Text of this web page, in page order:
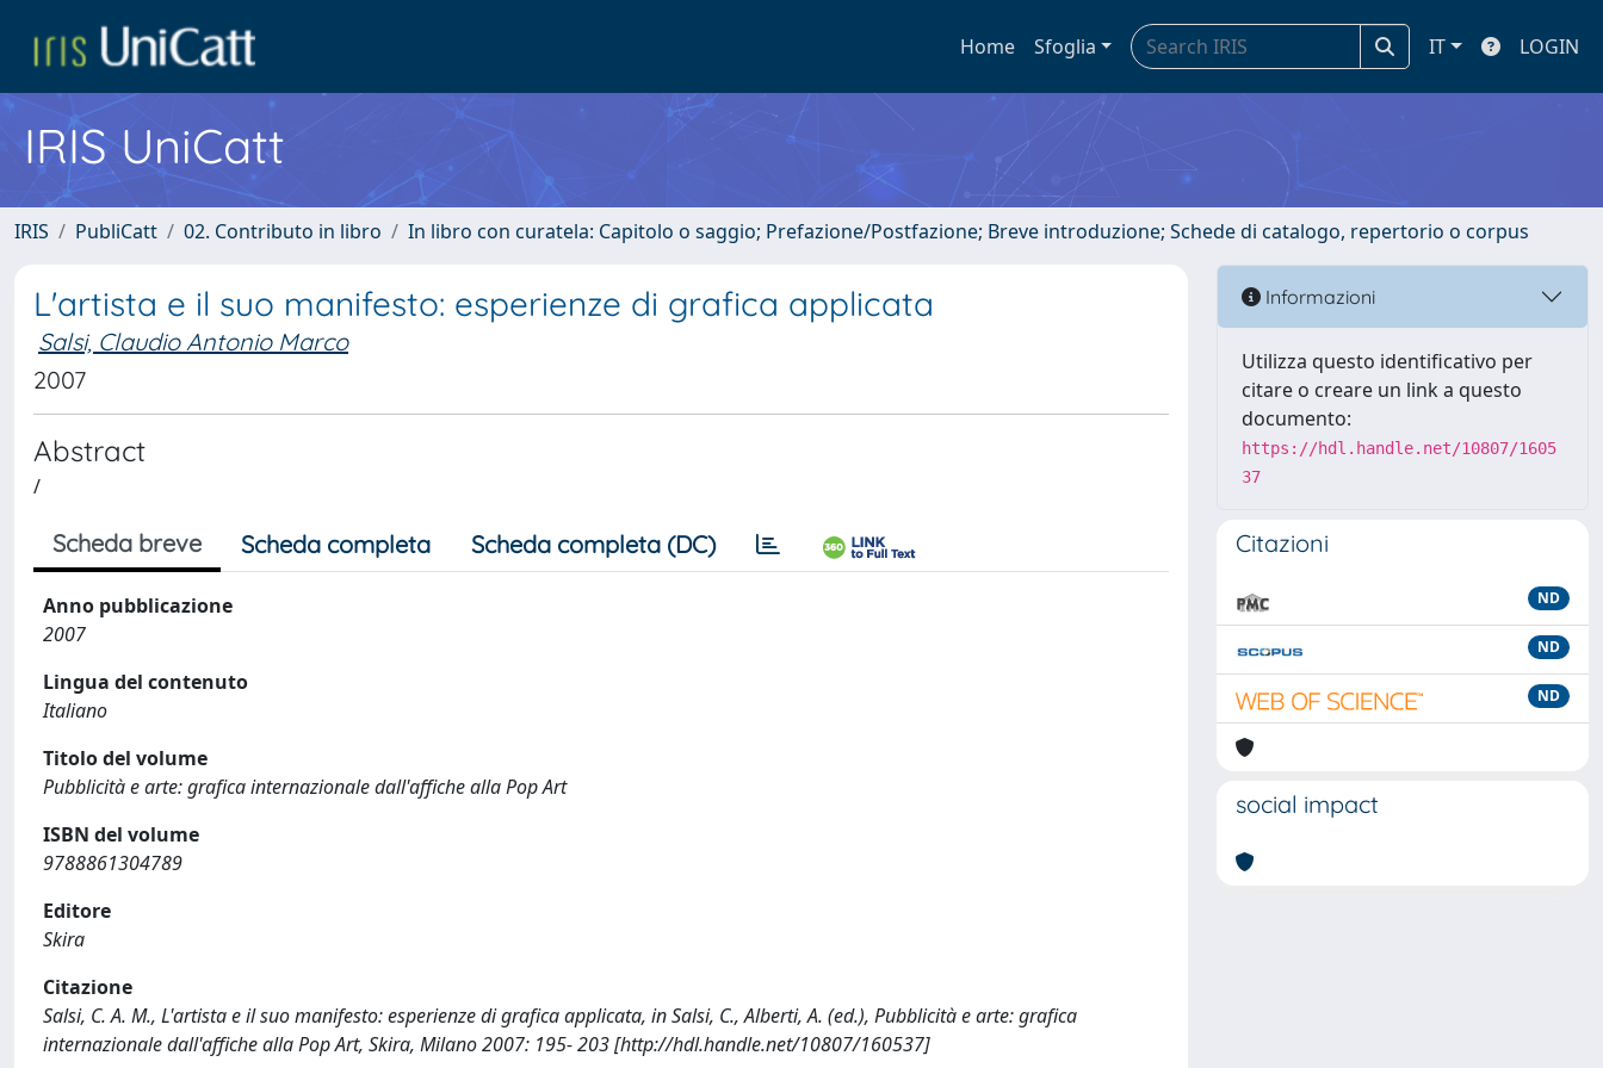
Home Sfoglia IT LOGIN
IRIS UniCatt
IRIS PubliCatt 02. Contributo in libro In libro con curatela: Capitolo o saggio; Prefazione/Postfazione; Breve introduzione; Schede di catalogo, repertorio o corpus
L'artista e il suo manifesto: esperienze di grafica applicata
Salsi, Claudio Antonio Marco
2007
Abstract
/
Scheda breve Scheda completa Scheda completa (DC)
Anno pubblicazione
2007
Lingua del contenuto
Italiano
Titolo del volume
Pubblicità e arte: grafica internazionale dall'affiche alla Pop Art
ISBN del volume
9788861304789
Editore
Skira
Citazione
Salsi, C. A. M., L'artista e il suo manifesto: esperienze di grafica applicata, in Salsi, C., Alberti, A. (ed.), Pubblicità e arte: grafica
internazionale dall'affiche alla Pop Art, Skira, Milano 2007: 195- 203 [http://hdl.handle.net/10807/160537]
Informazioni
Utilizza questo identificativo per
citare o creare un link a questo
documento:
https://hdl.handle.net/10807/1605
37
Citazioni
ND
ND
ND
social impact